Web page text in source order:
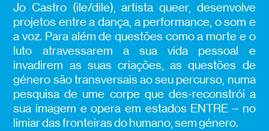
Jo Castro (ile/dile), artista queer, desenvolve
projetos entre a dança, a performance, o som e
a voz. Para além de questões como a morte e o
luto atravessarem a sua vida pessoal e
invadirem as suas criações, as questões de
género são transversais ao seu percurso, numa
pesquisa de ume corpe que des-reconstrói a
sua imagem e opera em estados ENTRE – no
limiar das fronteiras do humano, sem género.